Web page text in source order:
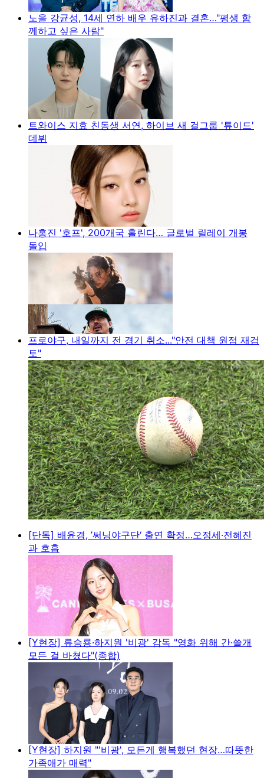
노을 강균성, 14세 연하 배우 유하진과 결혼…"평생 함
께하고 싶은 사람"
트와이스 지효 친동생 서연, 하이브 새 걸그룹 '튜이드'
데뷔
나홍진 '호프', 200개국 홀린다… 글로벌 릴레이 개봉
돌입
프로야구, 내일까지 전 경기 취소..."안전 대책 원점 재검
토"
[단독] 배윤경, ’써닝야구단‘ 출연 확정…오정세·전혜진
과 호흡
[Y현장] 류승룡·하지원 '비광' 감독 "영화 위해 간·쓸개
모든 걸 바쳤다"(종합)
[Y현장] 하지원 "'비광', 모든게 행복했던 현장…따뜻한
가족애가 매력"